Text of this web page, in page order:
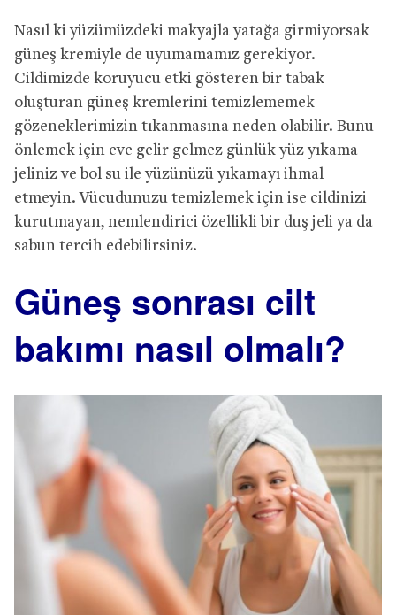
Nasıl ki yüzümüzdeki makyajla yatağa girmiyorsak
güneş kremiyle de uyumamamız gerekiyor.
Cildimizde koruyucu etki gösteren bir tabak
oluşturan güneş kremlerini temizlememek
gözeneklerimizin tıkanmasına neden olabilir. Bunu
önlemek için eve gelir gelmez günlük yüz yıkama
jeliniz ve bol su ile yüzünüzü yıkamayı ihmal
etmeyin. Vücudunuzu temizlemek için ise cildinizi
kurutmayan, nemlendirici özellikli bir duş jeli ya da
sabun tercih edebilirsiniz.
Güneş sonrası cilt
bakımı nasıl olmalı?